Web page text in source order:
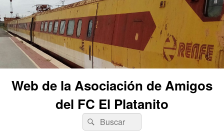
Web de la Asociación de Amigos
del FC El Platanito
Buscar
por:
Buscar